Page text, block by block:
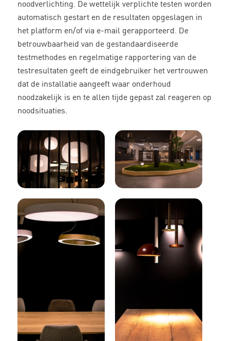
noodverlichting. De wettelijk verplichte testen worden
automatisch gestart en de resultaten opgeslagen in
het platform en/of via e-mail gerapporteerd. De
betrouwbaarheid van de gestandaardiseerde
testmethodes en regelmatige rapportering van de
testresultaten geeft de eindgebruiker het vertrouwen
dat de installatie aangeeft waar onderhoud
noodzakelijk is en te allen tijde gepast zal reageren op
noodsituaties.